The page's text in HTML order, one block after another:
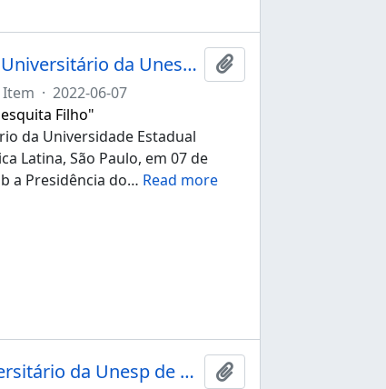
Ata da 153ª sessão extraordinária do Conselho Universitário da Unesp de 07/06/2022
Add to clipboard
Item · 2022-06-07
Filho"
da Universidade Estadual
Latina, São Paulo, em 07 de
a Presidência do… Read more
Ata da 272ª sessão ordinária do Conselho Universitário da Unesp de 25/08/2022
Add to clipboard